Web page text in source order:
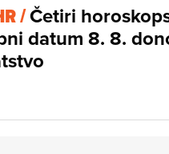
/Četiri
datum 8. 8.